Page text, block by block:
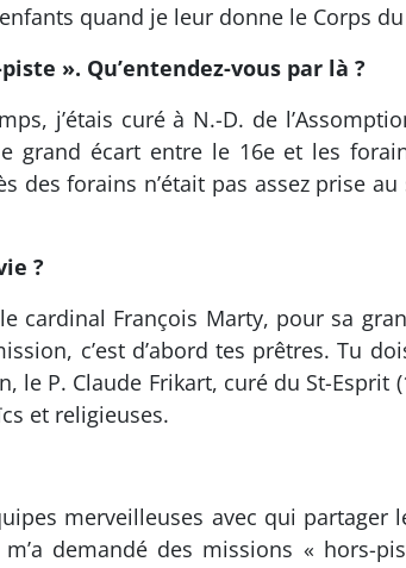
quand je leur donne le Corps
». Qu’entendez-vous par là ?
j’étais curé à N.-D. de
grand écart entre le 16e et les
des forains n’était pas assez prise
?
cardinal François Marty, pour sa
c’est d’abord tes prêtres. Tu
le P. Claude Frikart, curé du St-Esprit
et religieuses.
merveilleuses avec qui partager
demandé des missions « hors-